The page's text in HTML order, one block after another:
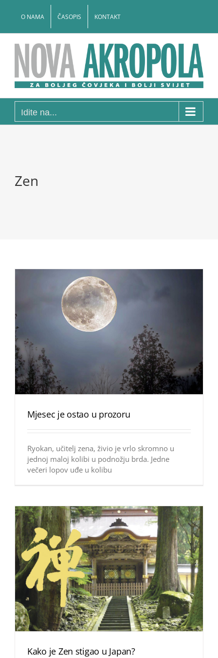
O NAMA ČASOPIS KONTAKT
Idite na...
Zen
Mjesec je ostao u prozoru
Ryokan, učitelj zena, živio je vrlo skromno u
jednoj maloj kolibi u podnožju brda. Jedne
večeri lopov uđe u kolibu
Kako je Zen stigao u Japan?